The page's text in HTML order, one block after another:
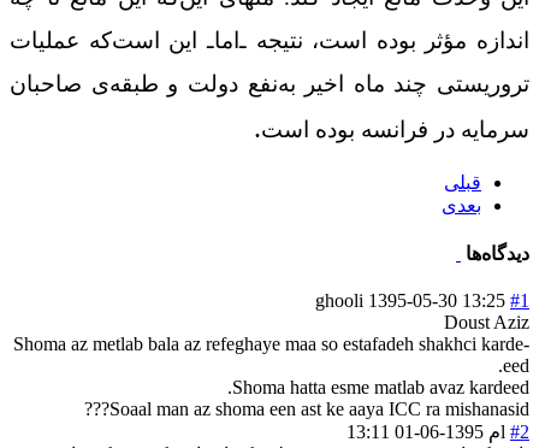
اندازه مؤثر بوده است، نتیجه ـ‌اما‌ـ این است‌که عملیات
تروریستی چند ماه اخیر به‌نفع دولت و طبقه‌ی صاحبان
سرمایه در فرانسه بوده است.
قبلی
بعدی
دیدگاه‌ها
#1
ghooli 1395-05-30 13:25
Doust Aziz
Shoma az metlab bala az refeghaye maa so estafadeh shakhci karde-
eed.
Shoma hatta esme matlab avaz kardeed.
Soaal man az shoma een ast ke aaya ICC ra mishanasid???
#2 lم
1395-06-01 13:11